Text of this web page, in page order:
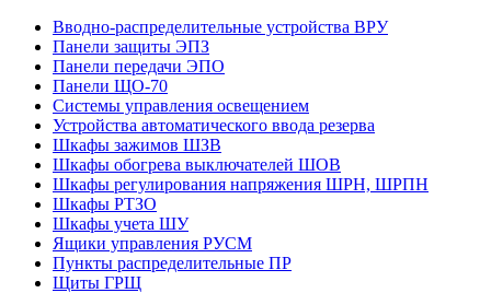
Вводно-распределительные устройства ВРУ
Панели защиты ЭПЗ
Панели передачи ЭПО
Панели ЩО-70
Системы управления освещением
Устройства автоматического ввода резерва
Шкафы зажимов ШЗВ
Шкафы обогрева выключателей ШОВ
Шкафы регулирования напряжения ШРН, ШРПН
Шкафы РТЗО
Шкафы учета ШУ
Ящики управления РУСМ
Пункты распределительные ПР
Щиты ГРЩ